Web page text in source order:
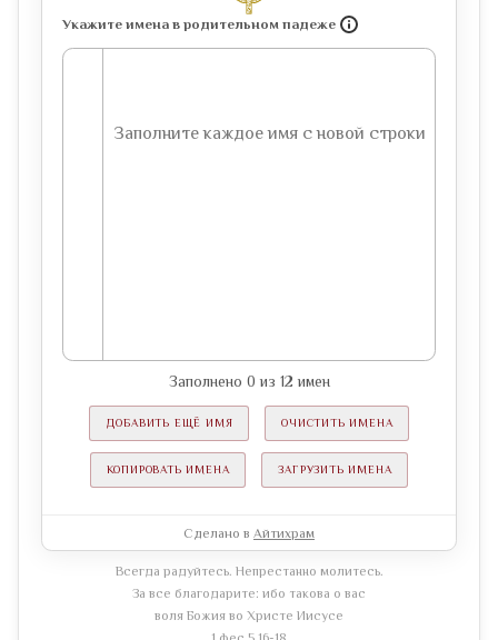
Укажите имена в родительном падеже
Заполнено 0 из 12 имен
ДОБАВИТЬ ЕЩЁ ИМЯ ОЧИСТИТЬ ИМЕНА
КОПИРОВАТЬ ИМЕНА ЗАГРУЗИТЬ ИМЕНА
Сделано в Айтихрам
Всегда радуйтесь. Непрестанно молитесь.
За все благодарите: ибо такова о вас
воля Божия во Христе Иисусе